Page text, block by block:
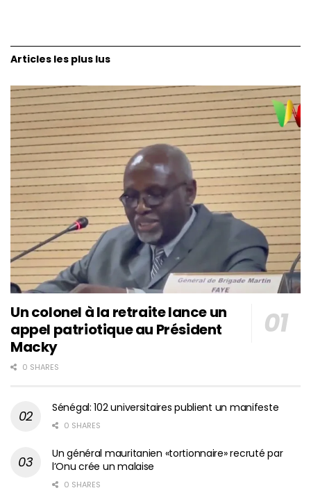
Articles les plus lus
Un colonel à la retraite lance un
appel patriotique au Président
Macky
0 SHARES
Sénégal: 102 universitaires publient un manifeste
0 SHARES
Un général mauritanien «tortionnaire» recruté par
l’Onu crée un malaise
0 SHARES